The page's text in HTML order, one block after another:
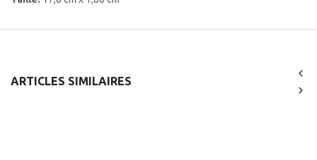
ARTICLES SIMILAIRES